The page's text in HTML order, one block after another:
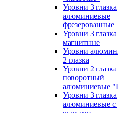
Уровни 3 глазка
алюминиевые
фрезерованные
Уровни 3 глазка
магнитные
Уровни
2 глазка
Уровни 2 глазка
поворотный
алюминиевые
Уровни 3 глазка
алюминиевые с